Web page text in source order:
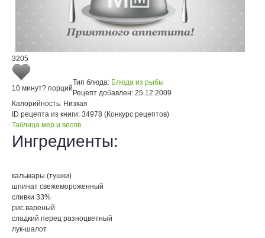
3205
10 минут? порций
Тип блюда: Блюда из рыбы
Рецепт добавлен: 25.12.2009
Калорийность: Низкая
ID рецепта из книги: 34978 (Конкурс рецептов)
Таблица мер и весов
Ингредиенты:
кальмары (тушки)
шпинат свежемороженный
сливки 33%
рис вареный
сладкий перец разноцветный
лук-шалот